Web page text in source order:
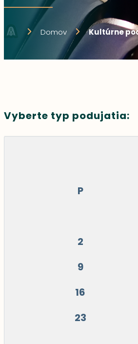
Domov Kultúrne
Vyberte typ podujatia:
P
2
9
16
23